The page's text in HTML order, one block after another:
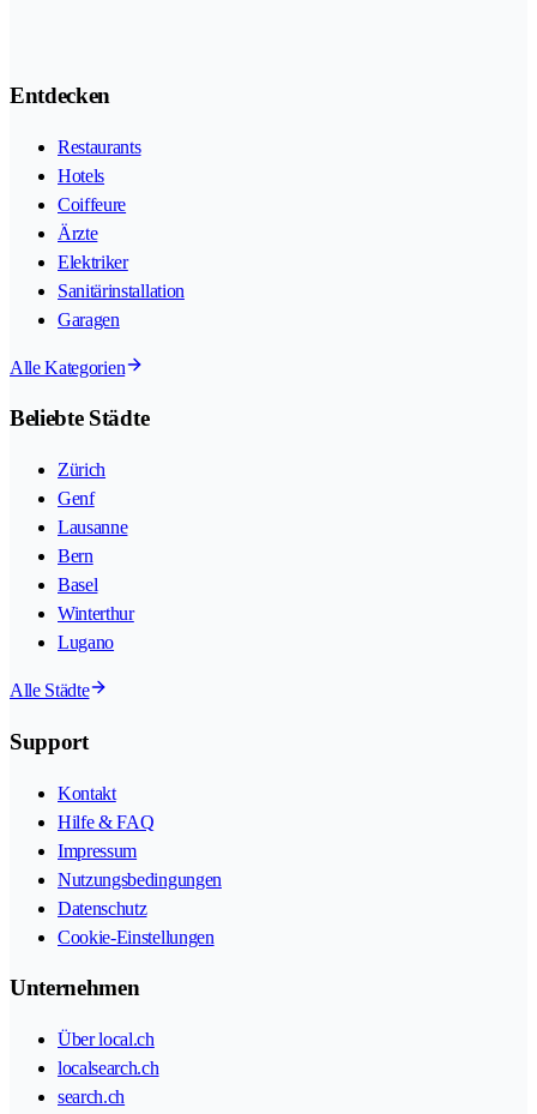
Entdecken
Restaurants
Hotels
Coiffeure
Ärzte
Elektriker
Sanitärinstallation
Garagen
Alle Kategorien
Beliebte Städte
Zürich
Genf
Lausanne
Bern
Basel
Winterthur
Lugano
Alle Städte
Support
Kontakt
Hilfe & FAQ
Impressum
Nutzungsbedingungen
Datenschutz
Cookie-Einstellungen
Unternehmen
Über local.ch
localsearch.ch
search.ch